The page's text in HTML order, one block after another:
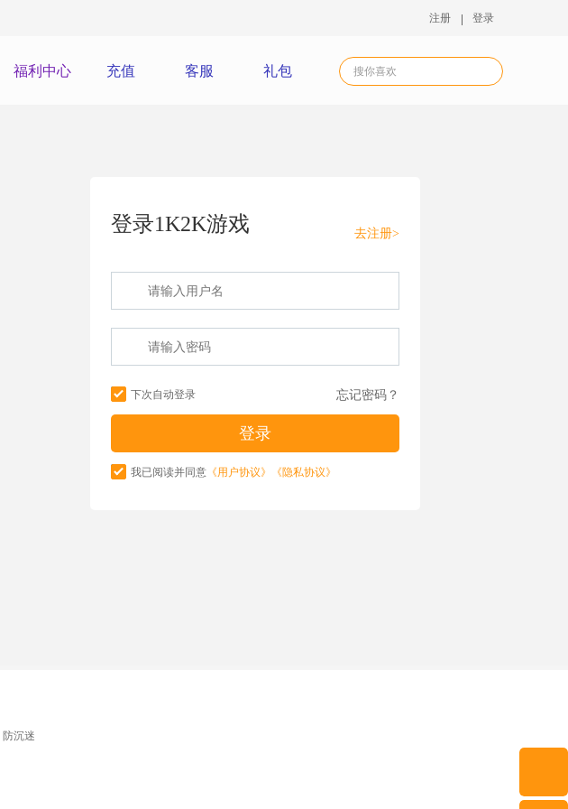
注册 登录
福利中心 充值 客服 礼包
登录1K2K游戏 去注册>
下次自动登录 忘记密码？
我已阅读并同意 《用户协议》 《隐私协议》
防沉迷